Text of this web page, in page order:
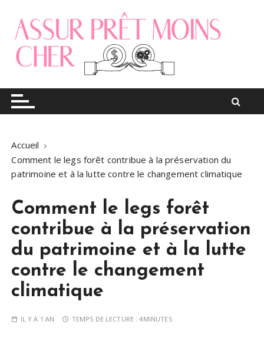
Assur pret moins cher
Le blog finance
Accueil
Comment le legs forêt contribue à la préservation du
patrimoine et à la lutte contre le changement climatique
Comment le legs forêt
contribue à la préservation
du patrimoine et à la lutte
contre le changement
climatique
IL Y A 1 AN TEMPS DE LECTURE :4MINUTES